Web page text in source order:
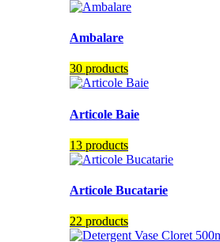
Ambalare
30 products
Articole Baie
13 products
Articole Bucatarie
22 products